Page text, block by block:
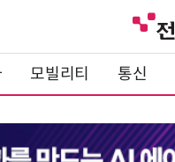
모빌리티 통신